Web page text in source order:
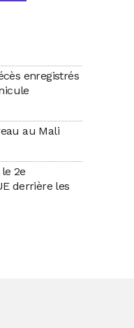
enregistrés
au Mali
2e
derrière les